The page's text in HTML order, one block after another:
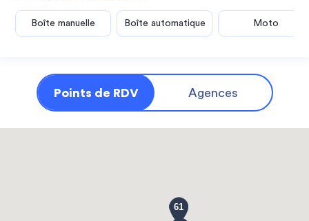
Boîte manuelle Boîte automatique Moto
Points de RDV Agences
61